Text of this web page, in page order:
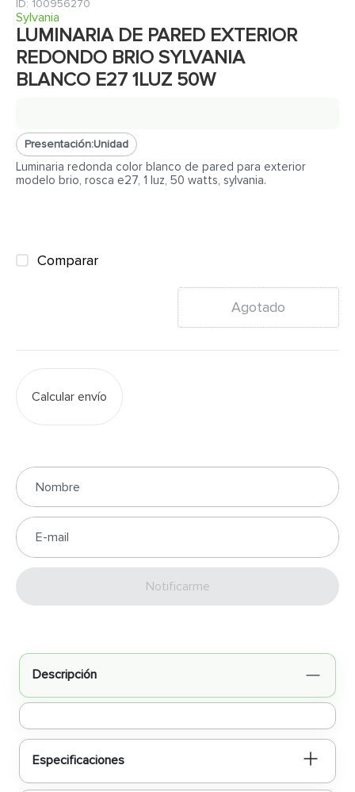
: 100956270
Sylvania
LUMINARIA DE PARED EXTERIOR
REDONDO BRIO SYLVANIA
BLANCO E27 1LUZ 50W
Presentación:Unidad
Luminaria redonda color blanco de pared para exterior
modelo brio, rosca e27, 1 luz, 50 watts, sylvania.
Comparar
Agotado
Calcular envío
Enviar
Descripción
Especificaciones
8.
azulejo
.
puerta
10. pantry